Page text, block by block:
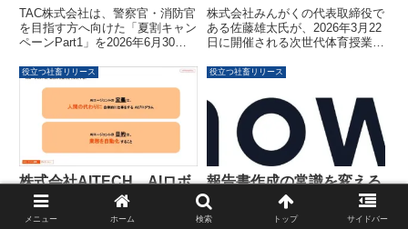
Part1」が2.2万円OFFでま
もなく終了（6/30まで）
TAC株式会社は、警察官・消防官
を目指す方へ向けた「夏割キャン
ペーンPart1」を2026年6月30日
標コースが2.2万円割引となるこ
の機会に、早期学習のスタートを
検討してみてはいかがでしょう
か。また、東京消防庁の面接対策
に役立つ無料の見逃し配信も提供
されています。
考える」シンポジウムに登
壇
株式会社みんがくの代表取締役で
ある佐藤雄太氏が、2026年3月22
日に開催される次世代体育授業フ
シンポジウムに登壇することが発
は、ICT・XR・教育データを活用
した体育授業の未来について、教
育研究者と民間企業が連携し議論
を深めます。
役立つ社畜リリース
株式会社AITECH、AIロボ
ット構築サービス「AIエー
ジェント構築プロパートナ
役立つ社畜リリース
報告書作成の常識を変える
AI！次世代情報共有基盤
「Know+」ベータ版が
メニュー ホーム 検索 トップ サイドバー